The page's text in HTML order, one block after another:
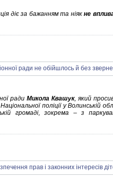
діє за бажанням та ніякне
радиМикола Квашук, який
поліції у Волинській
громаді, зокрема – з